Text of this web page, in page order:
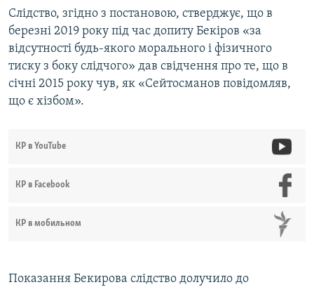
Слідство, згідно з постановою, стверджує, що в
березні 2019 року під час допиту Бекіров «за
відсутності будь-якого морального і фізичного
тиску з боку слідчого» дав свідчення про те, що в
січні 2015 року чув, як «Сейтосманов повідомляв,
що є хізбом».
КР в YouTube
КР в Facebook
КР в мобильном
Показання Бекирова слідство долучило до